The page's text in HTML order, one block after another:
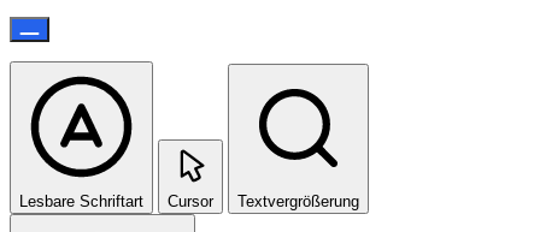
Lesbare Schriftart Cursor Textvergrößerung